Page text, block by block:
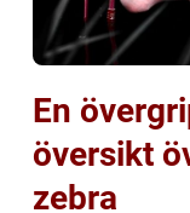
En
översikt
zebra